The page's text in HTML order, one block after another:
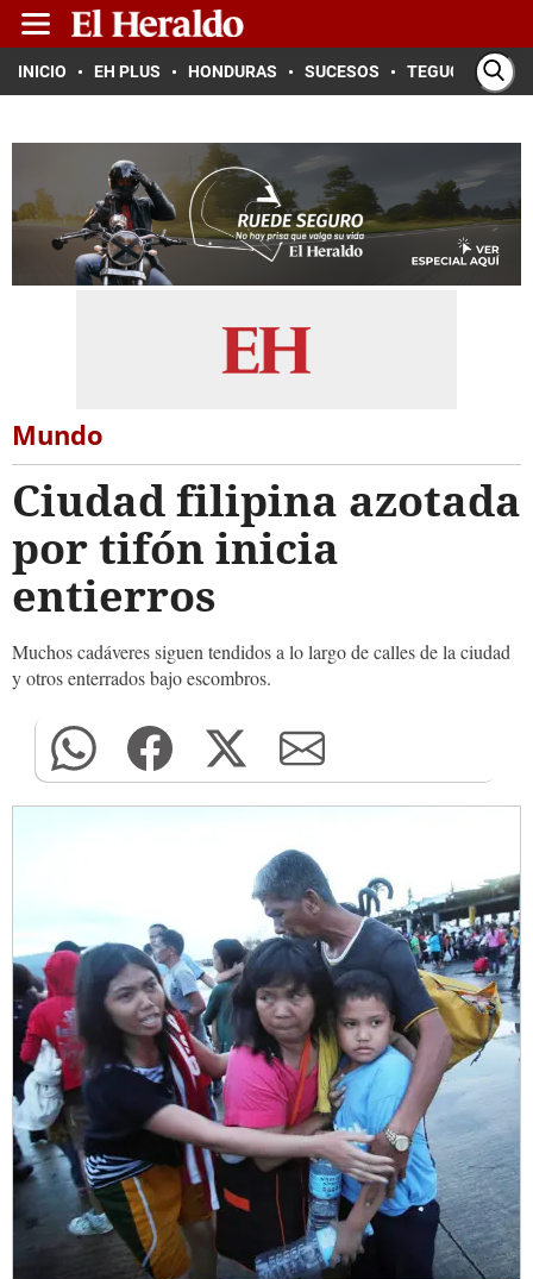
INICIO EH PLUS HONDURAS SUCESOS TEGUCIGALPA
Mundo
Ciudad filipina azotada
por tifón inicia
entierros
Muchos cadáveres siguen tendidos a lo largo de calles de la ciudad
y otros enterrados bajo escombros.